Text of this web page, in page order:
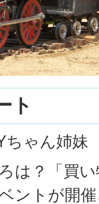
ト
ちゃん姉妹
は？「買
ントが開